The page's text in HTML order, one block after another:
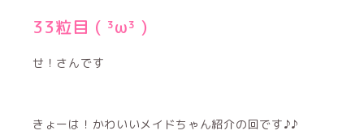
33粒目 ( ³ω³ )
せ！さんです
きょーは！かわいいメイドちゃん紹介の回です♪♪